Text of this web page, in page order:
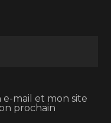
mail et mon site
prochain